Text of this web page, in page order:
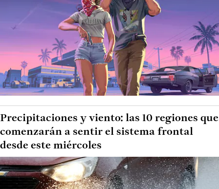
Precipitaciones y viento: las 10 regiones que
comenzarán a sentir el sistema frontal
desde este miércoles